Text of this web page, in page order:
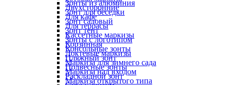
Зонты из алюминия
Зонт для беседки
Зонт садовый
Зонт тент
Зонты с логотипом
Консольные зонты
Пляжный зонт
Подвесные зонты
Раскладной зонт
Двухсторонние
Для кафе
Для террасы
Кассетные маркизы
Корзинная
Локтевые маркизы
Маркиза для зимнего сада
Маркиза над входом
Маркиза открытого типа